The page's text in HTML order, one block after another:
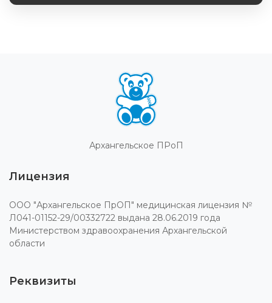
Архангельское ПРоП
Лицензия
ООО "Архангельское ПрОП" медицинская лицензия №
Л041-01152-29/00332722 выдана 28.06.2019 года
Министерством здравоохранения Архангельской
области
Реквизиты